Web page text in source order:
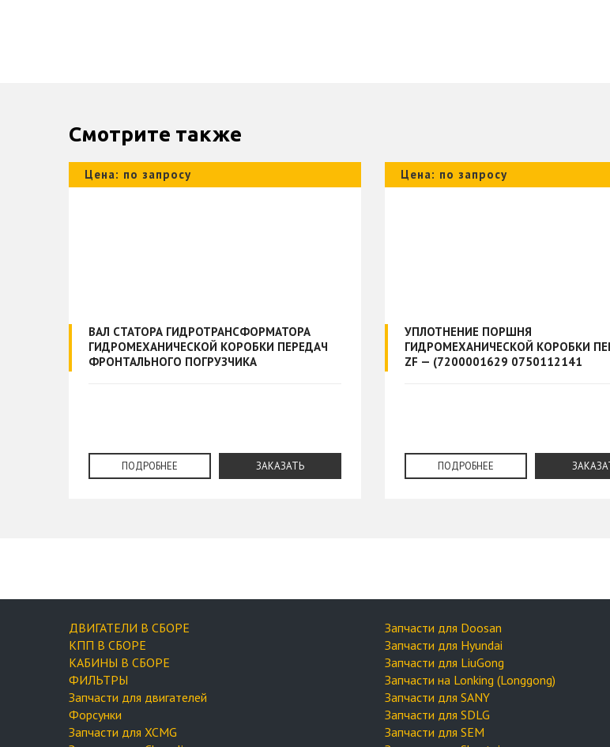
Смотрите также
Цена: по запросу
ВАЛ СТАТОРА ГИДРОТРАНСФОРМАТОРА
ГИДРОМЕХАНИЧЕСКОЙ КОРОБКИ ПЕРЕДАЧ
ФРОНТАЛЬНОГО ПОГРУЗЧИКА
ПОДРОБНЕЕ ЗАКАЗАТЬ
Цена: по запросу
УПЛОТНЕНИЕ ПОРШНЯ
ГИДРОМЕХАНИЧЕСКОЙ КОРОБКИ
ZF — (7200001629 0750112141
ПОДРОБНЕЕ
ДВИГАТЕЛИ В СБОРЕ
КПП В СБОРЕ
КАБИНЫ В СБОРЕ
ФИЛЬТРЫ
Запчасти для двигателей
Форсунки
Запчасти для XCMG
Запчасти для Doosan
Запчасти для Hyundai
Запчасти для LiuGong
Запчасти на Lonking (Longgong)
Запчасти для SANY
Запчасти для SDLG
Запчасти для SEM